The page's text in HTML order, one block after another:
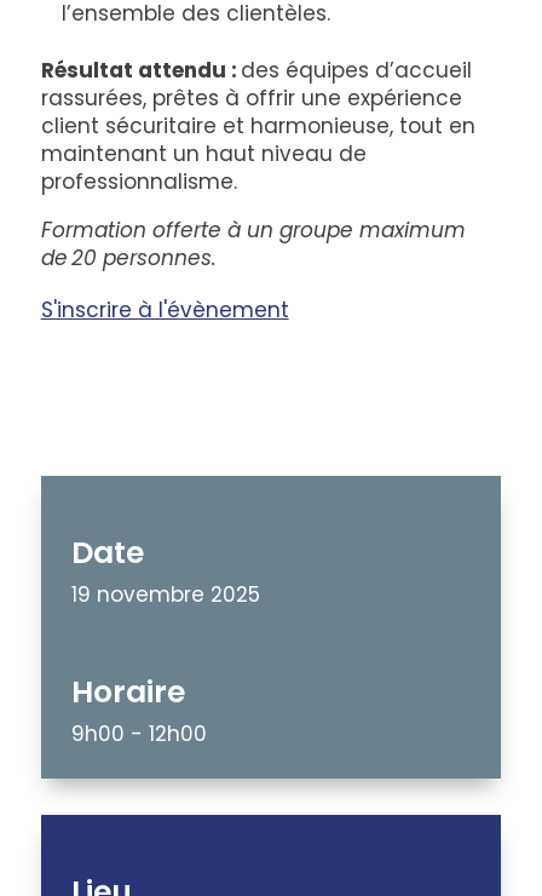
l’ensemble des clientèles.
Résultat attendu : des équipes d’accueil
rassurées, prêtes à offrir une expérience
client sécuritaire et harmonieuse, tout en
maintenant un haut niveau de
professionnalisme.
Formation offerte à un groupe maximum
de 20 personnes.
S'inscrire à l'évènement
Date
19 novembre 2025
Horaire
9h00 - 12h00